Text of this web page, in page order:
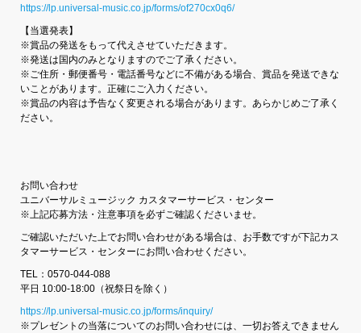
https://lp.universal-music.co.jp/forms/of270cx0q6/
【当選発表】
※賞品の発送をもって代えさせていただきます。
※発送は国内のみとなりますのでご了承ください。
※ご住所・郵便番号・電話番号などに不備がある場合、賞品を発送できな
いことがあります。正確にご入力ください。
※賞品の内容は予告なく変更される場合があります。あらかじめご了承く
ださい。
お問い合わせ
ユニバーサルミュージック カスタマーサービス・センター
※上記応募方法・注意事項を必ずご確認くださいませ。
ご確認いただいた上でお問い合わせがある場合は、お手数ですが下記カス
タマーサービス・センターにお問い合わせください。
TEL：0570-044-088
平日 10:00-18:00（祝祭日を除く）
https://lp.universal-music.co.jp/forms/inquiry/
※プレゼントの当落についてのお問い合わせには、一切お答えできません